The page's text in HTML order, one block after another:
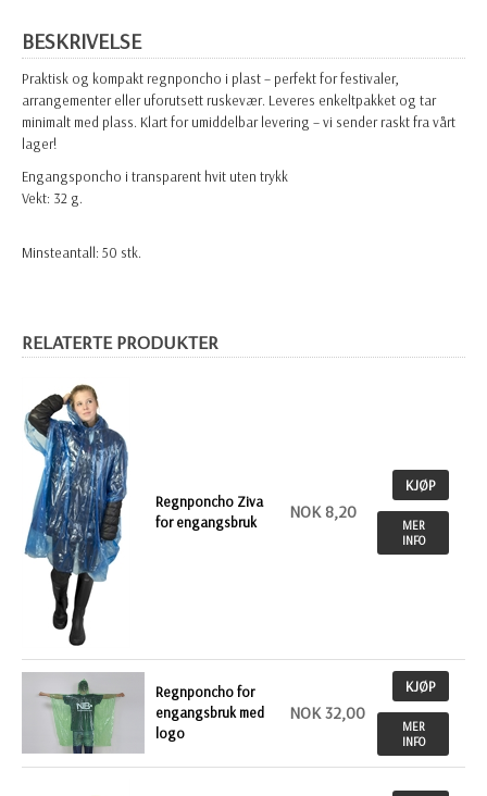
BESKRIVELSE
Praktisk og kompakt regnponcho i plast – perfekt for festivaler,
arrangementer eller uforutsett ruskevær. Leveres enkeltpakket og tar
minimalt med plass. Klart for umiddelbar levering – vi sender raskt fra vårt
lager!
Engangsponcho i transparent hvit uten trykk
Vekt: 32 g.
Minsteantall: 50 stk.
RELATERTE PRODUKTER
Regnponcho Ziva
for engangsbruk
NOK 8,20
KJØP
MER
INFO
Regnponcho for
engangsbruk med
logo
NOK 32,00
KJØP
MER
INFO